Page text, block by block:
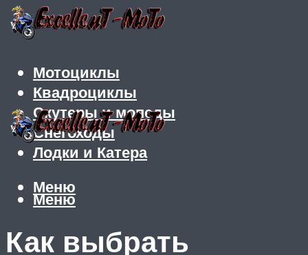
Мотоциклы
Квадроциклы
Скутеры и мопеды
Снегоходы
Лодки и Катера
Меню
Меню
Как выбрать